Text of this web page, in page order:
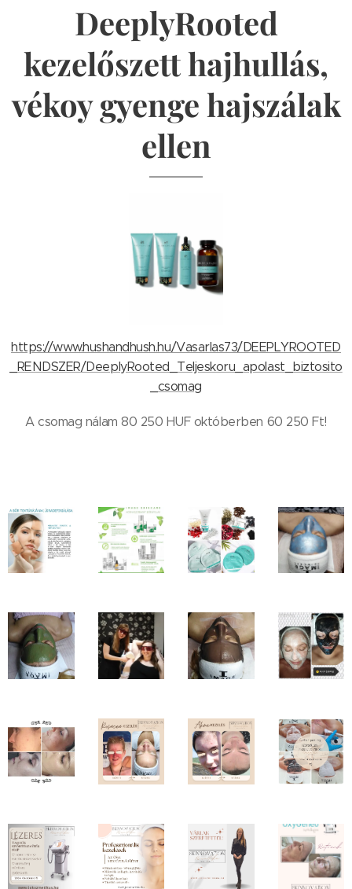
DeeplyRooted
kezelőszett hajhullás,
vékoy gyenge hajszálak
ellen
https://www.hushandhush.hu/Vasarlas73/DEEPLYROOTED
_RENDSZER/DeeplyRooted_Teljeskoru_apolast_biztosito
_csomag
A csomag nálam 80 250 HUF októberben 60 250 Ft!